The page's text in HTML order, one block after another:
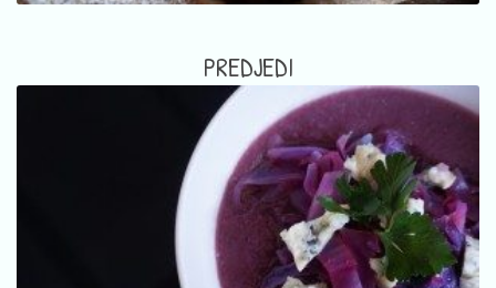
PREDJEDI